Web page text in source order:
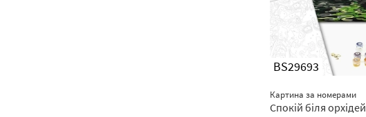
BS29693
Картина за номерами
Спокій біля орхідей